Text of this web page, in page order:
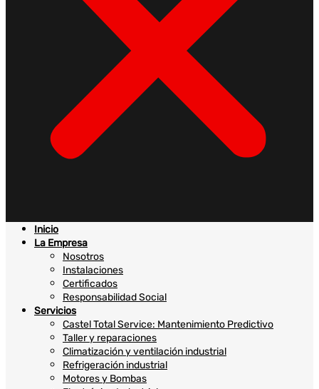
Inicio
La Empresa
Nosotros
Instalaciones
Certificados
Responsabilidad Social
Servicios
Castel Total Service: Mantenimiento Predictivo
Taller y reparaciones
Climatización y ventilación industrial
Refrigeración industrial
Motores y Bombas